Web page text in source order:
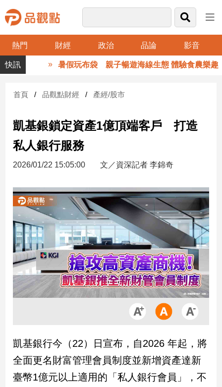
熱門 財經 政治 品論 影音
品
觀
財
台
財
新
產
經/
股
市
房
地
產
品
政
治
政
治
暑假玩布袋 親子暢遊海線生態 體驗食農樂趣
首頁 品觀點財經 產經/股市
凱基銀鎖定資產1億頂端客戶 打造
私人銀行服務
2026/01/22 15:05:00 文／資深記者 李錦奇
凱基銀行今（22）日宣布，自2026 年起，將
全面更名財富管理會員制度並新增資產達新
臺幣1億元以上適用的「私人銀行會員」，不